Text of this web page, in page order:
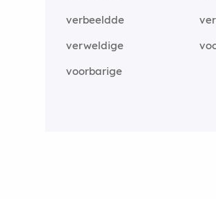
verbeeldde
verweldige
voorbarige